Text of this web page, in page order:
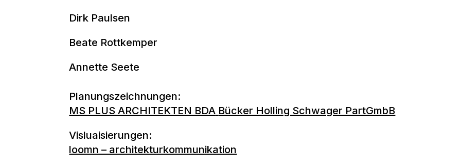
Dirk Paulsen
Beate Rottkemper
Annette Seete
Planungszeichnungen:
MS PLUS ARCHITEKTEN BDA Bücker Holling Schwager PartGmbB
Visluaisierungen:
loomn – architekturkommunikation